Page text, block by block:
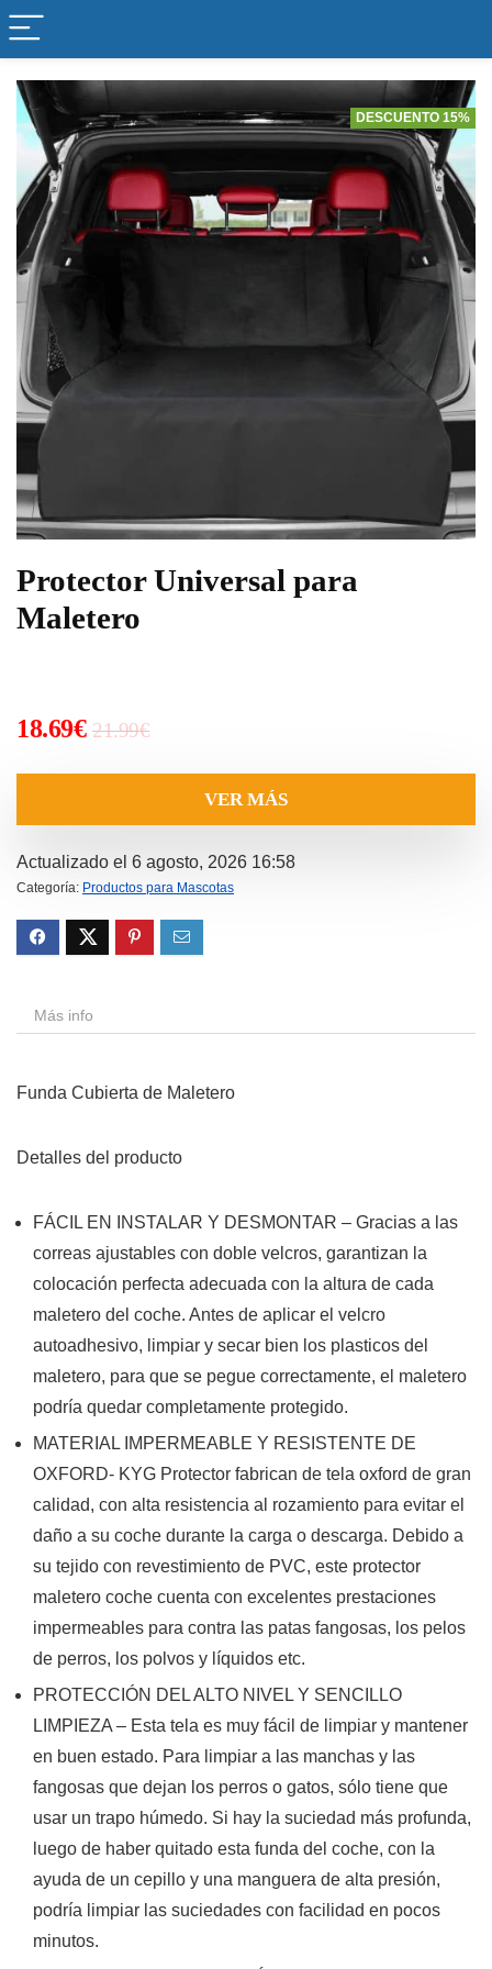
DESCUENTO 15%
Protector Universal para
Maletero
21.99€El
original
era:
21.99€.
18.69€
El
actual
es:
18.69€.
VER MÁS
Actualizado el 6 agosto, 2026 16:58
Categoría: Productos para Mascotas
Más info
Funda Cubierta de Maletero
Detalles del producto
FÁCIL EN INSTALAR Y DESMONTAR – Gracias a las
correas ajustables con doble velcros, garantizan la
colocación perfecta adecuada con la altura de cada
maletero del coche. Antes de aplicar el velcro
autoadhesivo, limpiar y secar bien los plasticos del
maletero, para que se pegue correctamente, el maletero
podría quedar completamente protegido.
MATERIAL IMPERMEABLE Y RESISTENTE DE
OXFORD- KYG Protector fabrican de tela oxford de gran
calidad, con alta resistencia al rozamiento para evitar el
daño a su coche durante la carga o descarga. Debido a
su tejido con revestimiento de PVC, este protector
maletero coche cuenta con excelentes prestaciones
impermeables para contra las patas fangosas, los pelos
de perros, los polvos y líquidos etc.
PROTECCIÓN DEL ALTO NIVEL Y SENCILLO
LIMPIEZA – Esta tela es muy fácil de limpiar y mantener
en buen estado. Para limpiar a las manchas y las
fangosas que dejan los perros o gatos, sólo tiene que
usar un trapo húmedo. Si hay la suciedad más profunda,
luego de haber quitado esta funda del coche, con la
ayuda de un cepillo y una manguera de alta presión,
podría limpiar las suciedades con facilidad en pocos
minutos.